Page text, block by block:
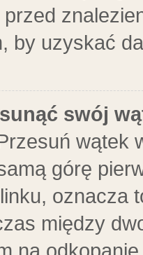
by uzyskać
swój
wątek
górę
oznacza
między